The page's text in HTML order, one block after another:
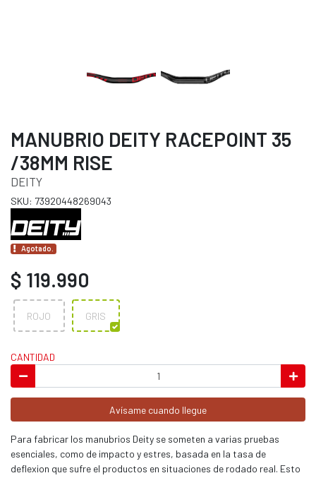
MANUBRIO DEITY RACEPOINT 35
/38MM RISE
DEITY
SKU: 73920448269043
Agotado.
$ 119.990
ROJO GRIS
CANTIDAD
Avísame cuando llegue
Para fabricar los manubrios Deity se someten a varias pruebas
esenciales, como de impacto y estres, basada en la tasa de
deflexion que sufre el productos en situaciones de rodado real. Esto